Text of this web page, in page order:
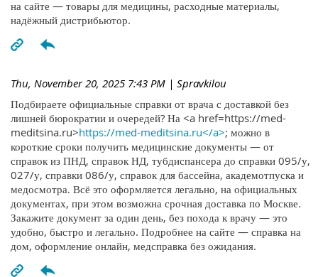
на сайте — товары для медицины, расходные материалы,
надёжный дистрибьютор.
Thu, November 20, 2025 7:43 PM | Spravkilou
Подбираете официальные справки от врача с доставкой без
лишней бюрократии и очередей? На <a href=https://med-
meditsina.ru>https://med-meditsina.ru</a>; можно в
короткие сроки получить медицинские документы — от
справок из ПНД, справок НД, тубдиспансера до справки 095/у,
027/у, справки 086/у, справок для бассейна, академотпуска и
медосмотра. Всё это оформляется легально, на официальных
документах, при этом возможна срочная доставка по Москве.
Закажите документ за один день, без похода к врачу — это
удобно, быстро и легально. Подробнее на сайте — справка на
дом, оформление онлайн, медсправка без ожидания.